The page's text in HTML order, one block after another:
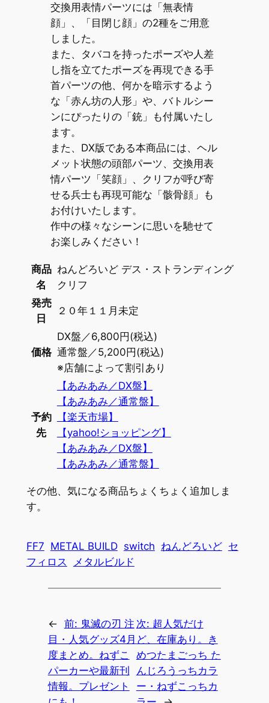
交換用表情パーツには「無表情
顔」、「目閉じ顔」の2種をご用意
しました。
また、タバコを持ったポーズや人差
し指を立てたポーズを再現できる手
首パーツの他、何かを暗示するよう
な「赤ん坊の人形」や、バトルシー
ンにぴったりの「銃」も付属いたし
ます。
また、DX版である本商品には、ヘル
メット状態の頭部パーツ、交換用表
情パーツ「笑顔」、クリフが呼び寄
せる兵士も再現可能な「骸骨顔」も
お付けいたします。
作中の様々なシーンに思いを馳せて
お楽しみください！
商品
名
ねんどろいど デス・ストランディング
クリフ
発売
日
２０年１１月未定
価格
DX盤／6,800円(税込)
通常盤／5,200円(税込)
※店舗によって割引あり
予約
先
【あみあみ／DX盤】
【あみあみ／通常盤】
【楽天市場】
【yahoo!ショッピング】
【あみあみ／DX盤】
【あみあみ／通常盤】
その他、気になる商品ちょくちょく追加しま
す。
FF7 METAL BUILD switch ねんどろいど セ
フィロス
メタルビルド
← 前: 鬼滅の刃 注
目・人気グッズ4月
度まとめ。ねずこ
パーカーや最新刊
情報。プレゼント
次: 超人気だけ
ど、在庫あり。き
めつたまごっち た
んじろうっちカラ
ー・ねずこっちカ